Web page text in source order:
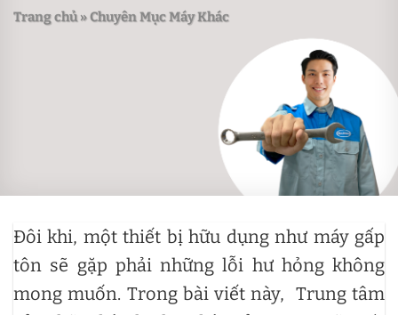
Trang chủ»Chuyên Mục Máy Khác
Đôi khi, một thiết bị hữu dụng như máy gấp
tôn sẽ gặp phải những lỗi hư hỏng không
mong muốn. Trong bài viết này, Trung tâm